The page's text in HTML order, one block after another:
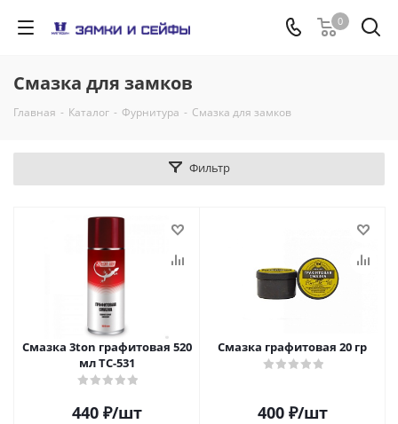
0
Смазка для замков
Главная - Каталог - Фурнитура - Смазка для замков
Фильтр
Смазка 3ton графитовая 520
мл ТС-531
440₽/шт
Смазка графитовая 20 гр
400₽/шт